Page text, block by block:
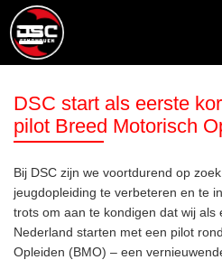
DSC start als eerste
pilot Breed Motorisch
Bij DSC zijn we voortdurend op
jeugdopleiding te verbeteren en te
trots om aan te kondigen dat wij als
Nederland starten met een pilot
Opleiden (BMO) – een